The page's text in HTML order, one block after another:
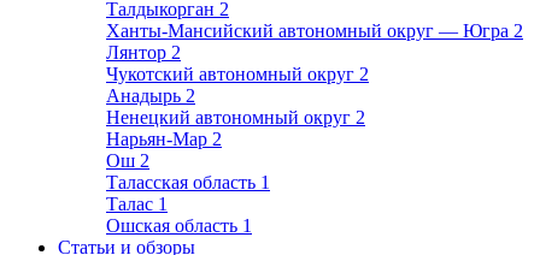
Талдыкорган 2
Ханты-Мансийский автономный округ — Югра 2
Лянтор 2
Чукотский автономный округ 2
Анадырь 2
Ненецкий автономный округ 2
Нарьян-Мар 2
Ош 2
Таласская область 1
Талас 1
Ошская область 1
Статьи и обзоры